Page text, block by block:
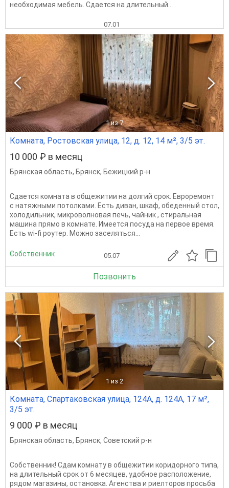
необходимая мебель. Сдается на длительный...
07.01
1 из 7
Комната, Ростовская улица, 12, д. 12, 14 м², 3/5 эт.
10 000 ₽ в месяц
Брянская область, Брянск, Бежицкий р-н
Сдается комната в общежитии на долгий срок. Евроремонт
с натяжными потолками. Есть диван, шкаф, обеденный стол,
холодильник, микроволновая печь, чайник , стиральная
машина прямо в комнате. Имеется посуда на первое время.
Есть wi-fi роутер. Можно заселяться...
Собственник 05.07
Позвонить
1 из 2
Комната, Спартаковская улица, 124А, д. 124А, 17 м²,
3/5 эт.
9 000 ₽ в месяц
Брянская область, Брянск, Советский р-н
Собственник! Сдам комнату в общежитии коридорного типа,
на длительный срок от 6 месяцев, удобное расположение,
рядом магазины, остановка. Агенства и риелторов просьба